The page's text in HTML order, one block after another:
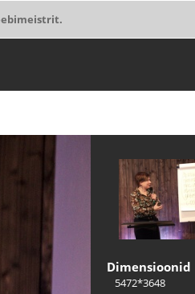
Dimensioonid
5472*3648